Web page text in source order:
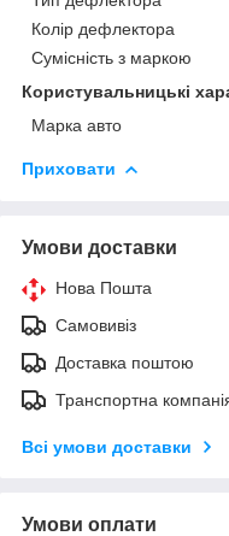
Колір дефлектора
Сумісність з маркою
Користувальницькі
Марка авто
Приховати
Умови доставки
Нова Пошта
Самовивіз
Доставка поштою
Транспортна
Всі умови доставки
Умови оплати